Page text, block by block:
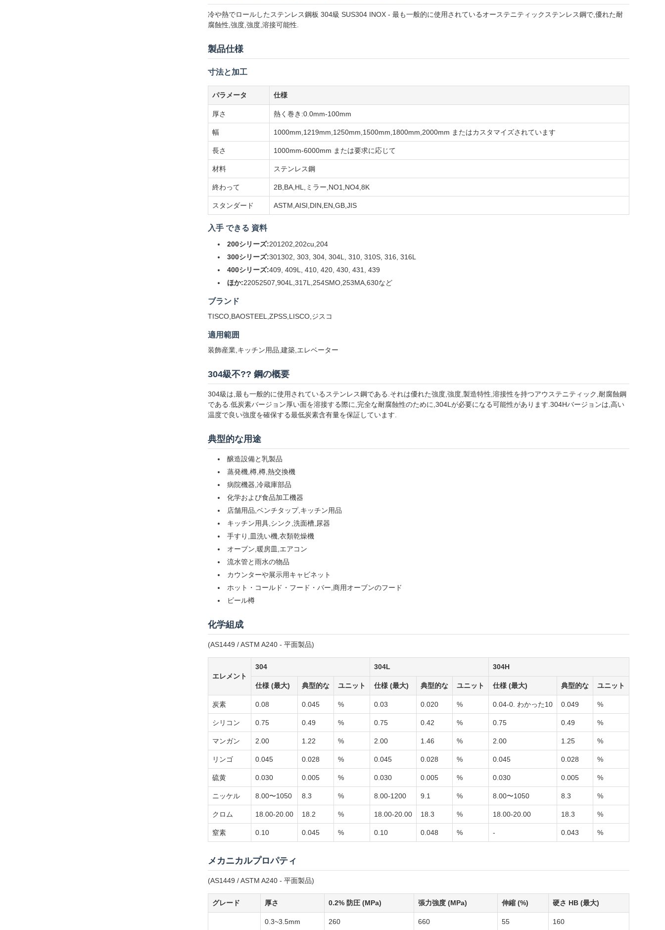
冷や熱でロールしたステンレス鋼板 304級 SUS304 INOX - 最も一般的に使用されているオーステニティックステンレス鋼で,優れた耐
腐蝕性,強度,強度,溶接可能性.
製品仕様
寸法と加工
パラメータ 仕様
厚さ 熱く巻き:0.0mm-100mm
幅 1000mm,1219mm,1250mm,1500mm,1800mm,2000mm またはカスタマイズされています
長さ 1000mm-6000mm または要求に応じて
材料 ステンレス鋼
終わって 2B,BA,HL,ミラー,NO1,NO4,8K
スタンダード ASTM,AISI,DIN,EN,GB,JIS
入手 できる 資料
200シリーズ:201202,202cu,204
300シリーズ:301302, 303, 304, 304L, 310, 310S, 316, 316L
400シリーズ:409, 409L, 410, 420, 430, 431, 439
ほか:22052507,904L,317L,254SMO,253MA,630など
ブランド
TISCO,BAOSTEEL,ZPSS,LISCO,ジスコ
適用範囲
装飾産業,キッチン用品,建築,エレベーター
304級不?? 鋼の概要
304級は,最も一般的に使用されているステンレス鋼である.それは優れた強度,強度,製造特性,溶接性を持つアウステニティック,耐腐蝕鋼
である.低炭素バージョン厚い面を溶接する際に,完全な耐腐蝕性のために,304Lが必要になる可能性があります.304Hバージョンは,高い
温度で良い強度を確保する最低炭素含有量を保証しています.
典型的な用途
醸造設備と乳製品
蒸発機,樽,樽,熱交換機
病院機器,冷蔵庫部品
化学および食品加工機器
店舗用品,ベンチタップ,キッチン用品
キッチン用具,シンク,洗面槽,尿器
手すり,皿洗い機,衣類乾燥機
オーブン,暖房皿,エアコン
流水管と雨水の物品
カウンターや展示用キャビネット
ホット・コールド・フード・バー,商用オーブンのフード
ビール樽
化学組成
(AS1449 / ASTM A240 - 平面製品)
エレメント
304 304L 304H
仕様 (最大) 典型的な ユニット 仕様 (最大) 典型的な ユニット 仕様 (最大) 典型的な ユニット
炭素 0.08 0.045 % 0.03 0.020 % 0.04-0. わかった10 0.049 %
シリコン 0.75 0.49 % 0.75 0.42 % 0.75 0.49 %
マンガン 2.00 1.22 % 2.00 1.46 % 2.00 1.25 %
リンゴ 0.045 0.028 % 0.045 0.028 % 0.045 0.028 %
硫黄 0.030 0.005 % 0.030 0.005 % 0.030 0.005 %
ニッケル 8.00〜1050 8.3 % 8.00-1200 9.1 % 8.00〜1050 8.3 %
クロム 18.00-20.00 18.2 % 18.00-20.00 18.3 % 18.00-20.00 18.3 %
窒素 0.10 0.045 % 0.10 0.048 % - 0.043 %
メカニカルプロパティ
(AS1449 / ASTM A240 - 平面製品)
グレード 厚さ 0.2% 防圧 (MPa) 張力強度 (MPa) 伸縮 (%) 硬さ HB (最大)
0.3~3.5mm 260 660 55 160